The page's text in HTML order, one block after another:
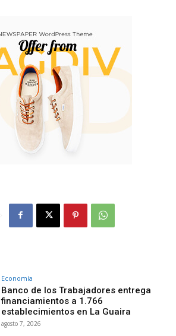
Economía
Banco de los Trabajadores entrega
financiamientos a 1.766
establecimientos en La Guaira
agosto 7, 2026